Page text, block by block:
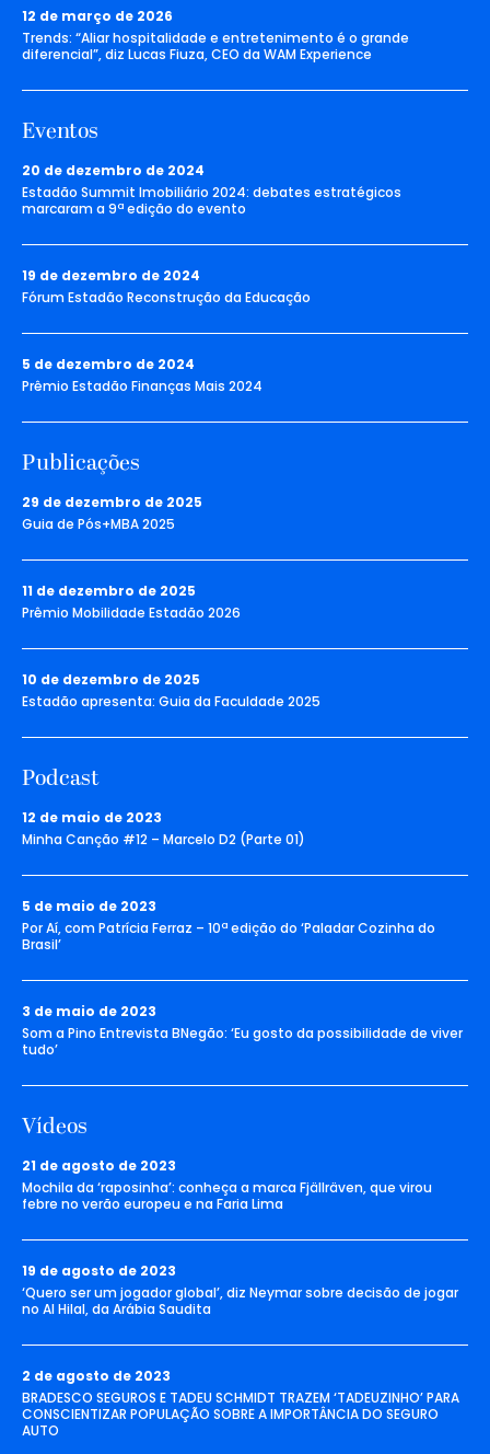
12 de março de 2026
Trends: “Aliar hospitalidade e entretenimento é o grande
diferencial”, diz Lucas Fiuza, CEO da WAM Experience
Eventos
20 de dezembro de 2024
Estadão Summit Imobiliário 2024: debates estratégicos
marcaram a 9ª edição do evento
19 de dezembro de 2024
Fórum Estadão Reconstrução da Educação
5 de dezembro de 2024
Prêmio Estadão Finanças Mais 2024
Publicações
29 de dezembro de 2025
Guia de Pós+MBA 2025
11 de dezembro de 2025
Prêmio Mobilidade Estadão 2026
10 de dezembro de 2025
Estadão apresenta: Guia da Faculdade 2025
Podcast
12 de maio de 2023
Minha Canção #12 – Marcelo D2 (Parte 01)
5 de maio de 2023
Por Aí, com Patrícia Ferraz – 10ª edição do ‘Paladar Cozinha do
Brasil’
3 de maio de 2023
Som a Pino Entrevista BNegão: ‘Eu gosto da possibilidade de viver
tudo’
Vídeos
21 de agosto de 2023
Mochila da ‘raposinha’: conheça a marca Fjällräven, que virou
febre no verão europeu e na Faria Lima
19 de agosto de 2023
‘Quero ser um jogador global’, diz Neymar sobre decisão de jogar
no Al Hilal, da Arábia Saudita
2 de agosto de 2023
BRADESCO SEGUROS E TADEU SCHMIDT TRAZEM ‘TADEUZINHO’ PARA
CONSCIENTIZAR POPULAÇÃO SOBRE A IMPORTÂNCIA DO SEGURO
AUTO